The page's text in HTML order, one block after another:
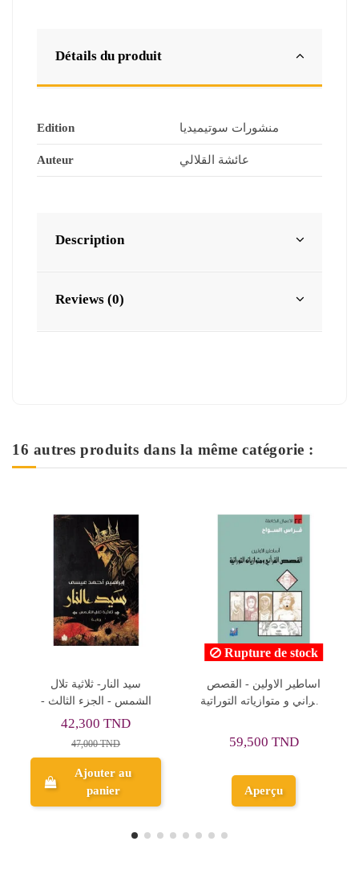
Détails du produit
Edition منشورات سوتيميديا
Auteur عائشة القلالي
Description
Reviews (0)
16 autres produits dans la même catégorie :
اساطير الاولين - القصص
القراني و متوازياته التوراتية
- فراس السواح
59,500 TND
Aperçu
Rupture de stock
بلاكووترأخطر منظمة سرّية
في العالم - جيريمي
38,400 TND
Aperçu